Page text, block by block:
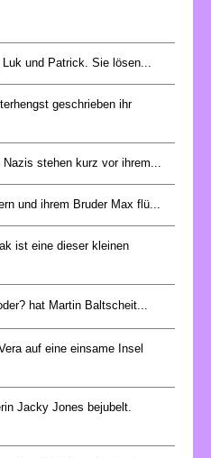
und Patrick. Sie lösen...
geschrieben ihr
stehen kurz vor ihrem...
und ihrem Bruder Max flü...
ist eine dieser kleinen
hat Martin Baltscheit...
auf eine einsame Insel
Jacky Jones bejubelt.